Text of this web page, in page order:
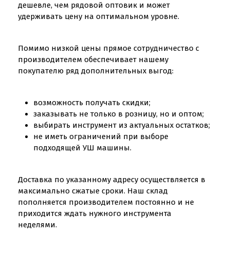
дешевле, чем рядовой оптовик и может
удерживать цену на оптимальном уровне.
Помимо низкой цены прямое сотрудничество с
производителем обеспечивает нашему
покупателю ряд дополнительных выгод:
возможность получать скидки;
заказывать не только в розницу, но и оптом;
выбирать инструмент из актуальных остатков;
не иметь ограничений при выборе
подходящей УШ машины.
Доставка по указанному адресу осуществляется в
максимально сжатые сроки. Наш склад
пополняется производителем постоянно и не
приходится ждать нужного инструмента
неделями.